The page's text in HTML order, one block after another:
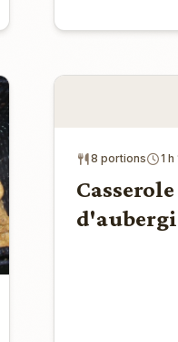
8 portions 1 h